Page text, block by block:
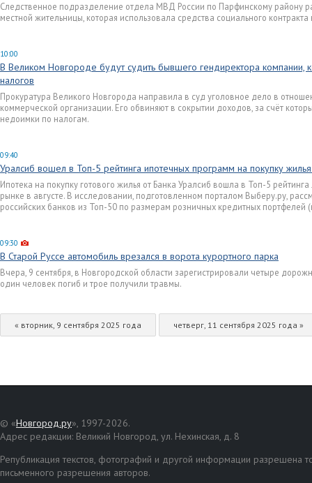
Следственное подразделение отдела МВД России по Парфинскому району
местной жительницы, которая использовала средства социального
10:00
В Великом Новгороде будут судить бывшего гендиректора
налогов
Прокуратура Великого Новгорода направила в суд уголовное дело в
коммерческой организации. Его обвиняют в сокрытии доходов, за счёт
недоимки по налогам.
09:40
Уралсиб вошел в Топ-5 рейтинга ипотечных программ на покупку
Ипотека на покупку готового жилья от Банка Уралсиб вошла в Топ-5
рынке в августе. В исследовании, подготовленном порталом Выберу.ру,
российских банков из Топ-50 по размерам розничных кредитных портфелей
09:30
В Старой Руссе автомобиль врезался в ворота курортного парка
Вчера, 9 сентября, в Новгородской области зарегистрировали четыре
один человек погиб и трое получили травмы.
« вторник, 9 сентября 2025 года четверг, 11 сентября 2025 года »
© «Новгород.ру», 1997-2026.
Адрес редакции: Великий Новгород, ул. Нехинская, д. 8
Републикация текстов, фотографий и другой информации разрешена
письменного разрешения авторов.